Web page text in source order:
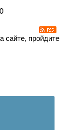
сайте, пройдите